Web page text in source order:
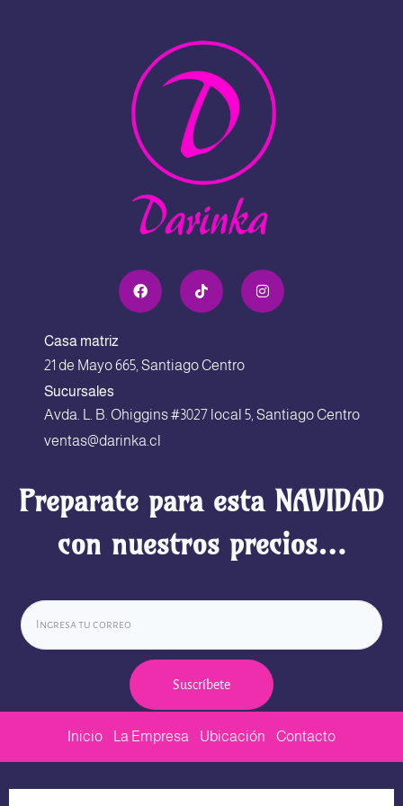
Casa matriz
21 de Mayo 665, Santiago Centro
Sucursales
Avda. L. B. Ohiggins #3027 local 5, Santiago Centro
ventas@darinka.cl
Preparate para esta NAVIDAD
con nuestros precios…
Suscríbete
Inicio La Empresa Ubicación Contacto